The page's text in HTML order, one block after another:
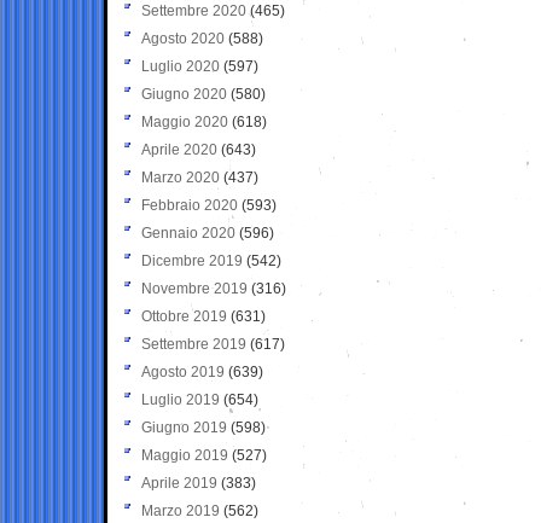
Settembre 2020(465)
Agosto 2020 (588)
Luglio 2020 (597)
Giugno 2020 (580)
Maggio 2020 (618)
Aprile 2020 (643)
Marzo 2020 (437)
Febbraio 2020 (593)
Gennaio 2020 (596)
Dicembre 2019 (542)
Novembre 2019 (316)
Ottobre 2019 (631)
Settembre 2019 (617)
Agosto 2019 (639)
Luglio 2019 (654)
Giugno 2019 (598)
Maggio 2019 (527)
Aprile 2019 (383)
Marzo 2019 (562)